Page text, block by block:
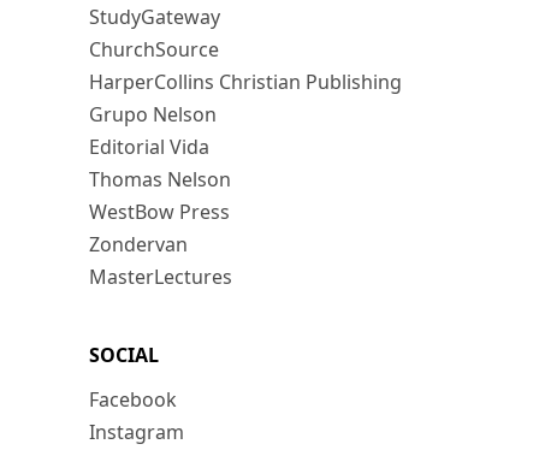
StudyGateway
ChurchSource
HarperCollins Christian Publishing
Grupo Nelson
Editorial Vida
Thomas Nelson
WestBow Press
Zondervan
MasterLectures
SOCIAL
Facebook
Instagram